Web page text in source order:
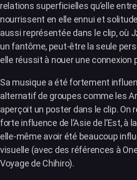
relations superficielles qu’elle
nourrissent en elle ennui et
aussi représentée dans le clip, où
un fantôme, peut-être la seule
elle réussit à nouer une connexion
Sa musique a été fortement
alternatif de groupes comme les
aperçoit un poster dans le clip. On
forte influence de l’Asie de l’Est, à
elle-même avoir été beaucoup
visuelle (avec des références à
Voyage de Chihiro).